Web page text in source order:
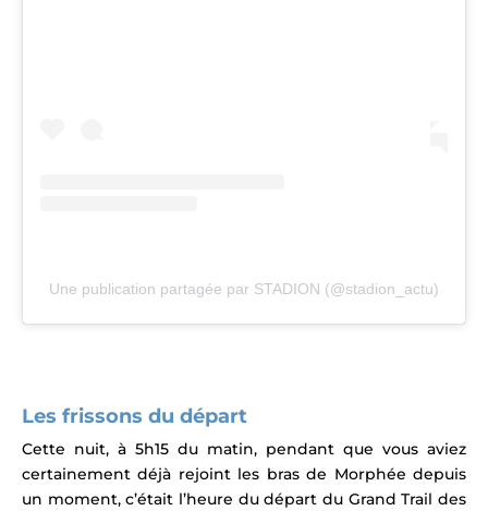
Une publication partagée par STADION (@stadion_actu)
Les frissons du départ
Cette nuit, à 5h15 du matin, pendant que vous aviez
certainement déjà rejoint les bras de Morphée depuis
un moment, c’était l’heure du départ du Grand Trail des